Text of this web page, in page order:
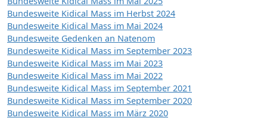
Bundesweite Kidical Mass im Herbst 2024
Bundesweite Kidical Mass im Mai 2024
Bundesweite Gedenken an Natenom
Bundesweite Kidical Mass im September 2023
Bundesweite Kidical Mass im Mai 2023
Bundesweite Kidical Mass im Mai 2022
Bundesweite Kidical Mass im September 2021
Bundesweite Kidical Mass im September 2020
Bundesweite Kidical Mass im März 2020